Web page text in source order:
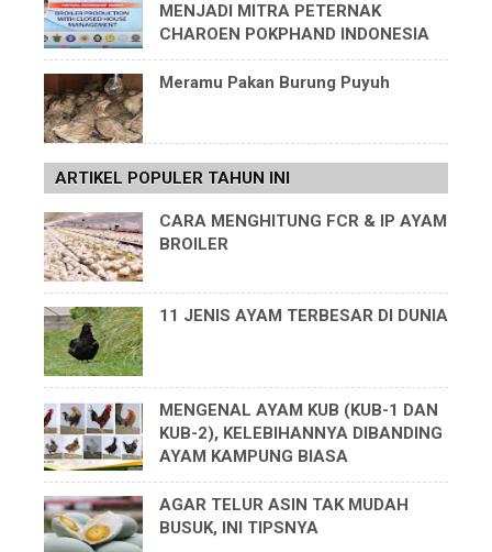
MENJADI MITRA PETERNAK
CHAROEN POKPHAND INDONESIA
Meramu Pakan Burung Puyuh
ARTIKEL POPULER TAHUN INI
CARA MENGHITUNG FCR & IP AYAM
BROILER
11 JENIS AYAM TERBESAR DI DUNIA
MENGENAL AYAM KUB (KUB-1 DAN
KUB-2), KELEBIHANNYA DIBANDING
AYAM KAMPUNG BIASA
AGAR TELUR ASIN TAK MUDAH
BUSUK, INI TIPSNYA